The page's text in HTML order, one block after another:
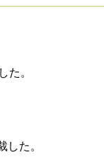
た。
た。